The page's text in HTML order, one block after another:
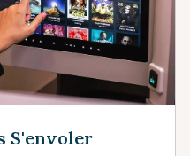
S'envoler